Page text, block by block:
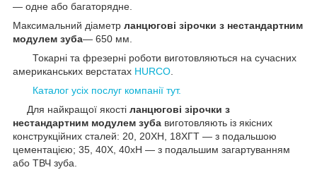
— одне або багаторядне.
Максимальний діаметр ланцюгові зірочки з нестандартним
модулем зуба— 650 мм.
Токарні та фрезерні роботи виготовляються на сучасних
американських верстатах HURCO.
Каталог усіх послуг компанії тут.
Для найкращої якості ланцюгові зірочки з
нестандартним модулем зуба виготовляють із якісних
конструкційних сталей: 20, 20ХН, 18ХГТ — з подальшою
цементацією; 35, 40Х, 40хН — з подальшим загартуванням
або ТВЧ зуба.